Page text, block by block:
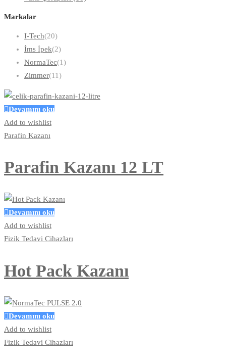
Markalar
I-Tech(20)
İms İpek(2)
NormaTec(1)
Zimmer(11)
Devamını oku
Add to wishlist
Parafin Kazanı
Parafin Kazanı 12 LT
Devamını oku
Add to wishlist
Fizik Tedavi Cihazları
Hot Pack Kazanı
Devamını oku
Add to wishlist
Fizik Tedavi Cihazları